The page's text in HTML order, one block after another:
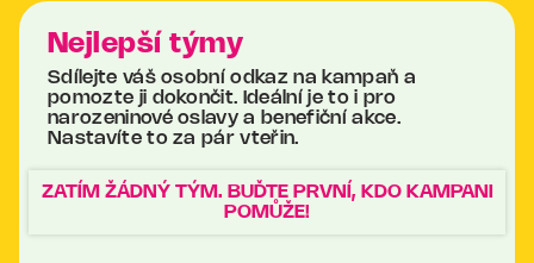
Nejlepší týmy
Sdílejte váš osobní odkaz na kampaň a
pomozte ji dokončit. Ideální je to i pro
narozeninové oslavy a benefiční akce.
Nastavíte to za pár vteřin.
ZATÍM ŽÁDNÝ TÝM. BUĎTE PRVNÍ, KDO KAMPANI
POMŮŽE!